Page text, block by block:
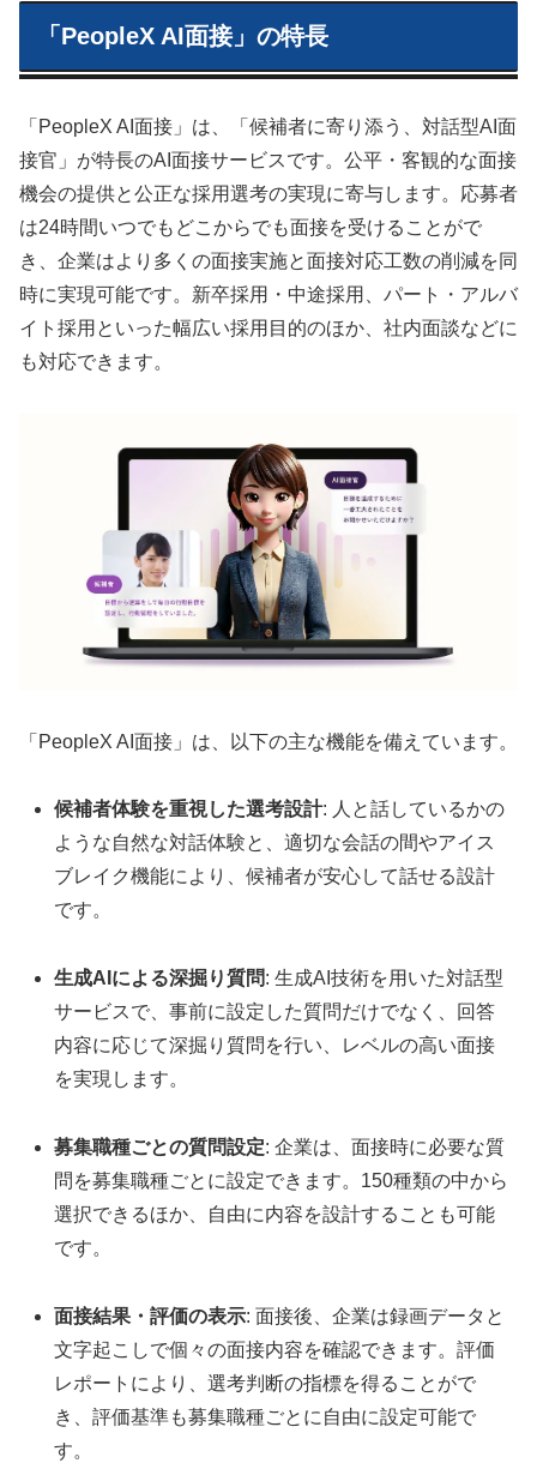
「PeopleX AI面接」の特長
「PeopleX AI面接」は、「候補者に寄り添う、対話型AI面
接官」が特長のAI面接サービスです。公平・客観的な面接
機会の提供と公正な採用選考の実現に寄与します。応募者
は24時間いつでもどこからでも面接を受けることがで
き、企業はより多くの面接実施と面接対応工数の削減を同
時に実現可能です。新卒採用・中途採用、パート・アルバ
イト採用といった幅広い採用目的のほか、社内面談などに
も対応できます。
「PeopleX AI面接」は、以下の主な機能を備えています。
候補者体験を重視した選考設計: 人と話しているかの
ような自然な対話体験と、適切な会話の間やアイス
ブレイク機能により、候補者が安心して話せる設計
です。
生成AIによる深掘り質問: 生成AI技術を用いた対話型
サービスで、事前に設定した質問だけでなく、回答
内容に応じて深掘り質問を行い、レベルの高い面接
を実現します。
募集職種ごとの質問設定: 企業は、面接時に必要な質
問を募集職種ごとに設定できます。150種類の中から
選択できるほか、自由に内容を設計することも可能
です。
面接結果・評価の表示: 面接後、企業は録画データと
文字起こしで個々の面接内容を確認できます。評価
レポートにより、選考判断の指標を得ることがで
き、評価基準も募集職種ごとに自由に設定可能で
す。